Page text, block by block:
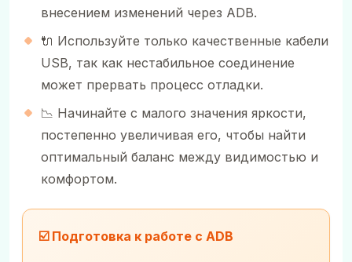
внесением изменений через ADB.
🔌 Используйте только качественные кабели
USB, так как нестабильное соединение
может прервать процесс отладки.
📉 Начинайте с малого значения яркости,
постепенно увеличивая его, чтобы найти
оптимальный баланс между видимостью и
комфортом.
☑️ Подготовка к работе с ADB